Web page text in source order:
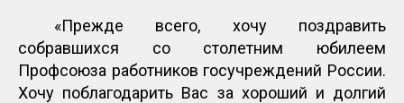
«Прежде всего, хочу поздравить
собравшихся со столетним юбилеем
Профсоюза работников госучреждений России.
Хочу поблагодарить Вас за хороший и долгий